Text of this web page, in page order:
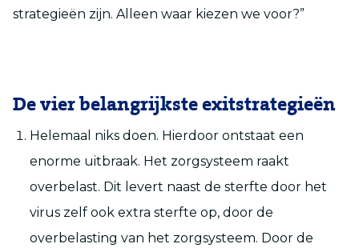
strategieën zijn. Alleen waar kiezen we voor?”
De vier belangrijkste exitstrategieën
Helemaal niks doen. Hierdoor ontstaat een
enorme uitbraak. Het zorgsysteem raakt
overbelast. Dit levert naast de sterfte door het
virus zelf ook extra sterfte op, door de
overbelasting van het zorgsysteem. Door de